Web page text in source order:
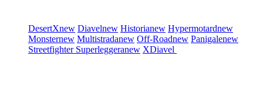
DesertXnew Diavelnew Historianew Hypermotardnew
Monsternew Multistradanew Off-Roadnew Panigalenew
Streetfighter Superleggeranew XDiavel